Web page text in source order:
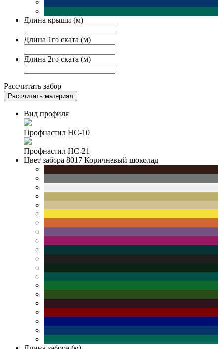
Длина крыши (м)
Длина 1го ската (м)
Длина 2го ската (м)
Рассчитать забор
Рассчитать материал
Вид профиля
Профнастил НС-10
Профнастил НС-21
Цвет забора 8017 Коричневый шоколад